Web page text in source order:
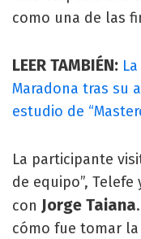
como una de las
LEER TAMBIÉN:
Maradona tras su
estudio de
La participante
de equipo”,
con Jorge Taiana
cómo fue tomar